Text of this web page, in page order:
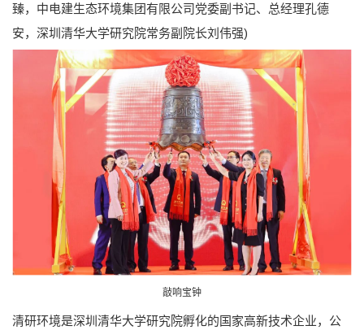
臻，中电建生态环境集团有限公司党委副书记、总经理孔德
安，深圳清华大学研究院常务副院长刘伟强)
敲响宝钟
清研环境是深圳清华大学研究院孵化的国家高新技术企业，公